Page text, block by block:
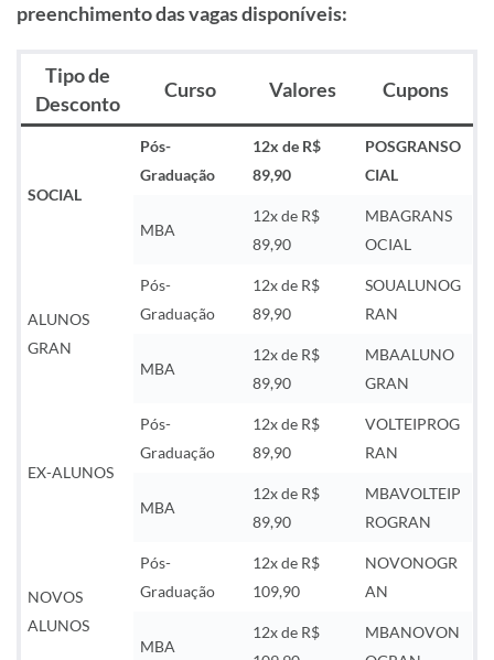
preenchimento das vagas disponíveis:
Tipo de
Desconto
Curso Valores Cupons
SOCIAL
Pós-
Graduação
12x de R$
89,90
POSGRANSO
CIAL
MBA
12x de R$
89,90
MBAGRANS
OCIAL
ALUNOS
GRAN
Pós-
Graduação
12x de R$
89,90
SOUALUNOG
RAN
MBA
12x de R$
89,90
MBAALUNO
GRAN
EX-ALUNOS
Pós-
Graduação
12x de R$
89,90
VOLTEIPROG
RAN
MBA
12x de R$
89,90
MBAVOLTEIP
ROGRAN
NOVOS
ALUNOS
Pós-
Graduação
12x de R$
109,90
NOVONOGR
AN
MBA
12x de R$
MBANOVON